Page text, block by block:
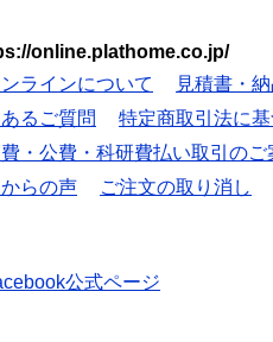
online.plathome.co.jp/
ラインについて
見積書・
るご質問
特定商取引法に
・公費・科研費払い取引のご
らの声 ご注文の取り消し
公式ページ